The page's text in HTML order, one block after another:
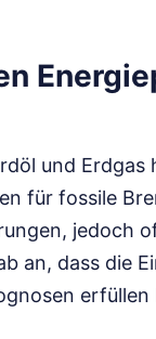
und
für fossile
jedoch
an, dass die